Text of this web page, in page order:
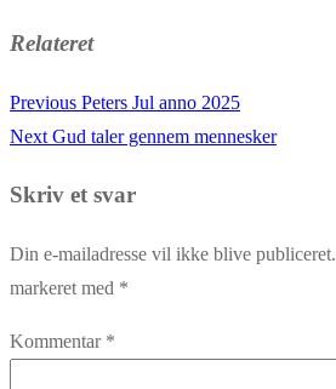
Relateret
Indlægsnavigation
Previous Previous
post:
Peters Jul anno 2025
Next Next
Gud taler gennem mennesker
Skriv et svar
Din e-mailadresse vil ikke blive publiceret.
markeret med *
Kommentar *